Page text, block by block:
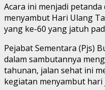
Acara ini menjadi
menyambut Hari Ulang
yang ke-60 yang jatuh
Pejabat Sementara (Pjs)
dalam sambutannya
tahunan, jalan sehat ini
kegiatan menyambut